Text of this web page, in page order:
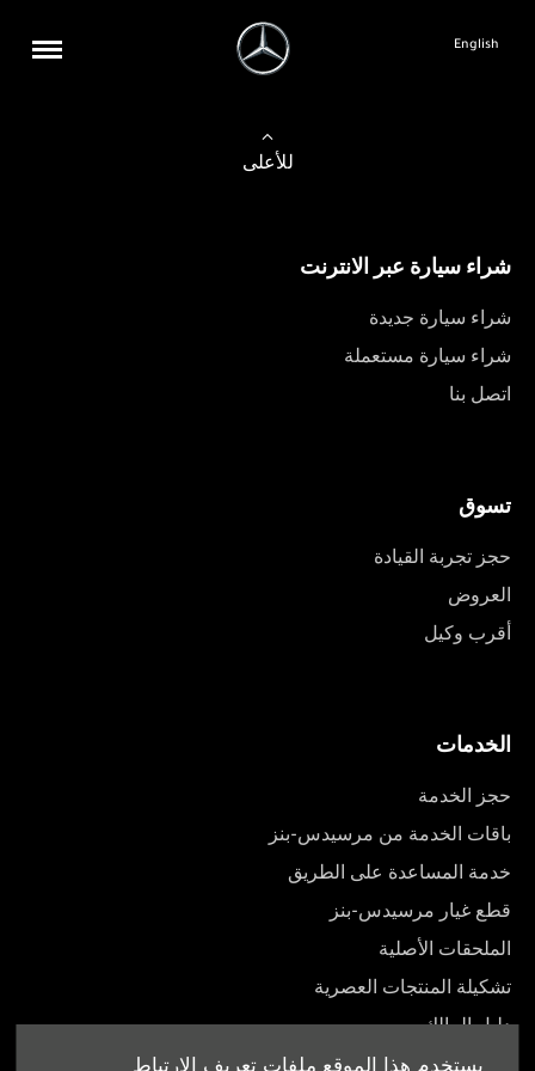
يستخدم هذا الموقع ملفات تعريف الارتباط
English
للأعلى
شراء سيارة عبر الانترنت
شراء سيارة جديدة
شراء سيارة مستعملة
اتصل بنا
تسوق
حجز تجربة القيادة
العروض
أقرب وكيل
الخدمات
حجز الخدمة
باقات الخدمة من مرسيدس-بنز
خدمة المساعدة على الطريق
قطع غيار مرسيدس-بنز
الملحقات الأصلية
تشكيلة المنتجات العصرية
دليل المالك